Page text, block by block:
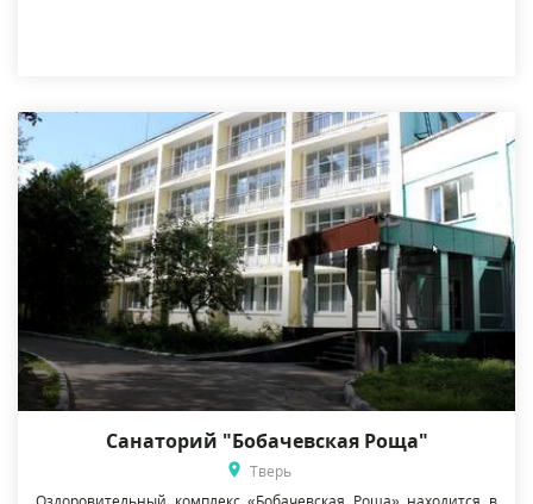
Санаторий "Бобачевская Роща"
Тверь